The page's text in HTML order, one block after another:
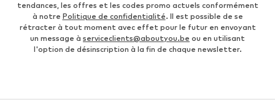
tendances, les offres et les codes promo actuels conformément
à notre Politique de confidentialité. Il est possible de se
rétracter à tout moment avec effet pour le futur en envoyant
un message à serviceclients@aboutyou.be ou en utilisant
l'option de désinscription à la fin de chaque newsletter.